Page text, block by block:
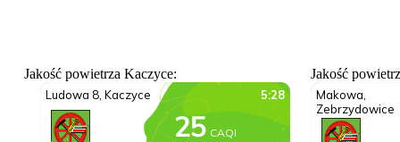
Jakość powietrza Kaczyce: Jakość